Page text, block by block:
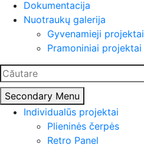
Dokumentacija
Nuotraukų galerija
Gyvenamieji projektai
Pramoniniai projektai
Ieškoti:
Secondary Menu
Individualūs projektai
Plieninės čerpės
Retro Panel